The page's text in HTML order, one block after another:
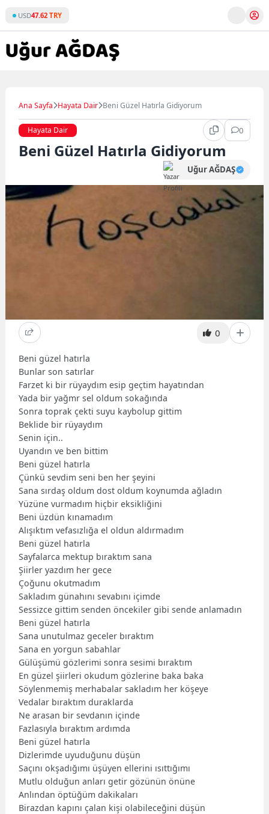
content
USD47.62 TRY
Ana Sayfa Hayata Dair Beni Güzel Hatırla Gidiyorum
Hayata Dair 0
Beni Güzel Hatırla Gidiyorum
Uğur AĞDAŞ
0
Beni güzel hatırla
Bunlar son satırlar
Farzet ki bir rüyaydım esip geçtim hayatından
Yada bir yağmr sel oldum sokağında
Sonra toprak çekti suyu kaybolup gittim
Beklide bir rüyaydım
Senin için..
Uyandın ve ben bittim
Beni güzel hatırla
Çünkü sevdim seni ben her şeyini
Sana sırdaş oldum dost oldum koynumda ağladın
Yüzüne vurmadım hiçbir eksikliğini
Beni üzdün kınamadım
Alışıktım vefasızlığa el oldun aldırmadım
Beni güzel hatırla
Sayfalarca mektup bıraktım sana
Şiirler yazdım her gece
Çoğunu okutmadım
Sakladım günahını sevabını içimde
Sessizce gittim senden öncekiler gibi sende anlamadın
Beni güzel hatırla
Sana unutulmaz geceler bıraktım
Sana en yorgun sabahlar
Gülüşümü gözlerimi sonra sesimi bıraktım
En güzel şiirleri okudum gözlerine baka baka
Söylenmemiş merhabalar sakladım her köşeye
Vedalar bıraktım duraklarda
Ne arasan bir sevdanın içinde
Fazlasıyla bıraktım ardımda
Beni güzel hatırla
Dizlerimde uyuduğunu düşün
Saçını okşadığımı üşüyen ellerini ısıttığımı
Mutlu olduğun anları getir gözünün önüne
Anlından öptüğüm dakikaları
Birazdan kapını çalan kişi olabileceğini düşün